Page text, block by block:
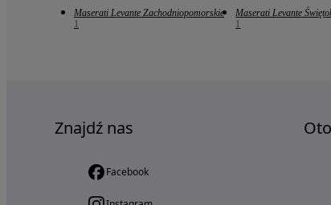
Maserati Levante Zachodniopomorskie
1
Maserati Levante
1
Znajdź nas
Facebook